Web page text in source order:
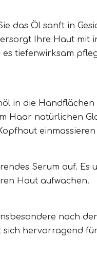
das Öl sanft in
Ihre Haut mit
tiefenwirksam
in die
Haar natürlichen
einmassieren
Serum auf.
Haut aufwachen.
nach
hervorragend